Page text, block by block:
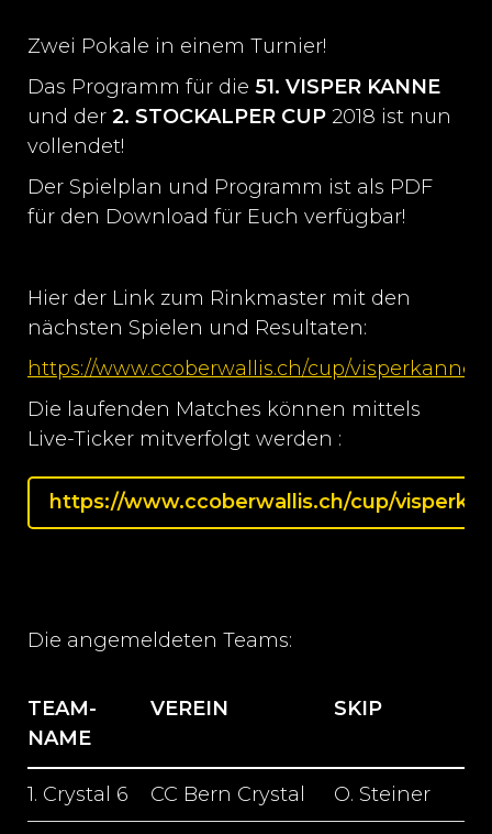
Zwei Pokale in einem Turnier!
Das Programm für die 51. VISPER KANNE
und der 2. STOCKALPER CUP 2018 ist nun
vollendet!
Der Spielplan und Programm ist als PDF
für den Download für Euch verfügbar!
Hier der Link zum Rinkmaster mit den
nächsten Spielen und Resultaten:
https://www.ccoberwallis.ch/cup/
Die laufenden Matches können mittels
Live-Ticker mitverfolgt werden :
https://www.ccoberwallis.ch/cup/
Die angemeldeten Teams:
TEAM-
NAME
VEREIN SKIP
1. Crystal 6 CC Bern Crystal O. Steiner